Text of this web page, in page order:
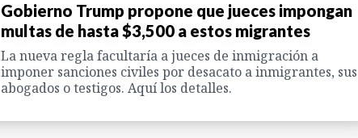
Gobierno Trump propone que jueces impongan
multas de hasta $3,500 a estos migrantes
La nueva regla facultaría a jueces de inmigración a
imponer sanciones civiles por desacato a inmigrantes, sus
abogados o testigos. Aquí los detalles.